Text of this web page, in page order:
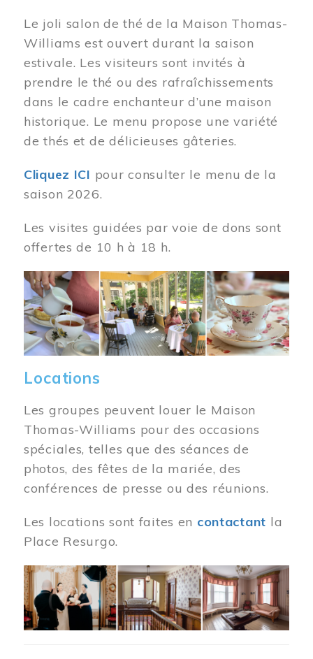
Le joli salon de thé de la Maison Thomas-
Williams est ouvert durant la saison
estivale. Les visiteurs sont invités à
prendre le thé ou des rafraîchissements
dans le cadre enchanteur d’une maison
historique. Le menu propose une variété
de thés et de délicieuses gâteries.
Cliquez ICI pour consulter le menu de la
saison 2026.
Les visites guidées par voie de dons sont
offertes de 10 h à 18 h.
Image
Locations
Les groupes peuvent louer le Maison
Thomas-Williams pour des occasions
spéciales, telles que des séances de
photos, des fêtes de la mariée, des
conférences de presse ou des réunions.
Les locations sont faites en contactant la
Place Resurgo.
Image